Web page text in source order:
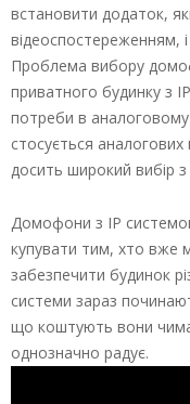
встановити додаток,
відеоспостереженням,
Проблема вибору
приватного будинку з
потреби в
стосується
досить широкий вибір
Домофони з IP
купувати тим, хто вже
забезпечити будинок
системи зараз
що коштують вони
однозначно радує.